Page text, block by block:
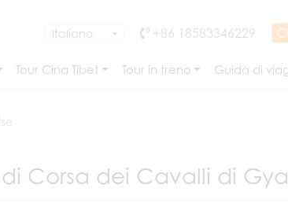
+86 18583346229
Tour Cina Tibet Tour in treno Guida di
di Corsa dei Cavalli di